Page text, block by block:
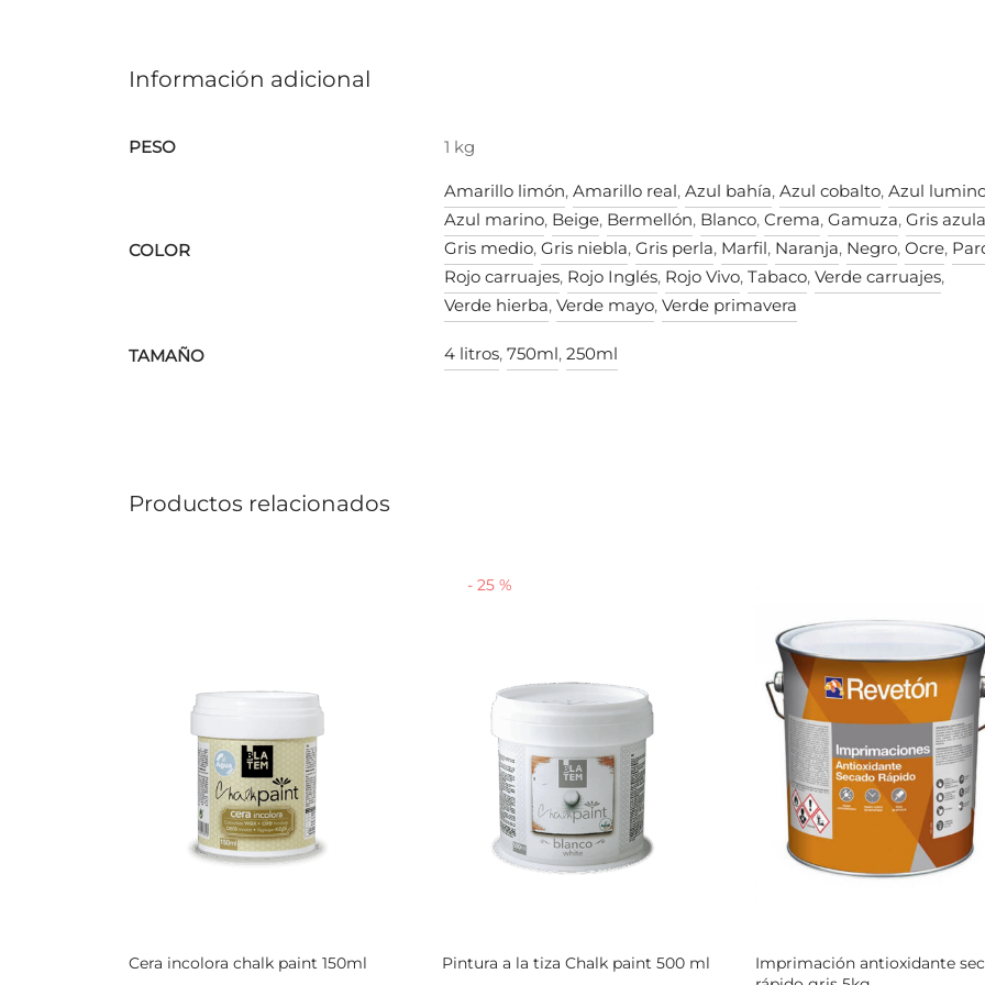
Información adicional
PESO 1 kg
COLOR
Amarillo limón, Amarillo real, Azul bahía, Azul cobalto, Azul
Azul marino, Beige, Bermellón, Blanco, Crema, Gamuza, Gris
Gris medio, Gris niebla, Gris perla, Marfil, Naranja, Negro, Ocre,
Rojo carruajes, Rojo Inglés, Rojo Vivo, Tabaco, Verde carruajes,
Verde hierba, Verde mayo, Verde primavera
TAMAÑO 4 litros, 750ml, 250ml
Productos relacionados
Cera incolora chalk paint 150ml
- 25 %
Pintura a la tiza Chalk paint 500 ml
Imprimación antioxidante